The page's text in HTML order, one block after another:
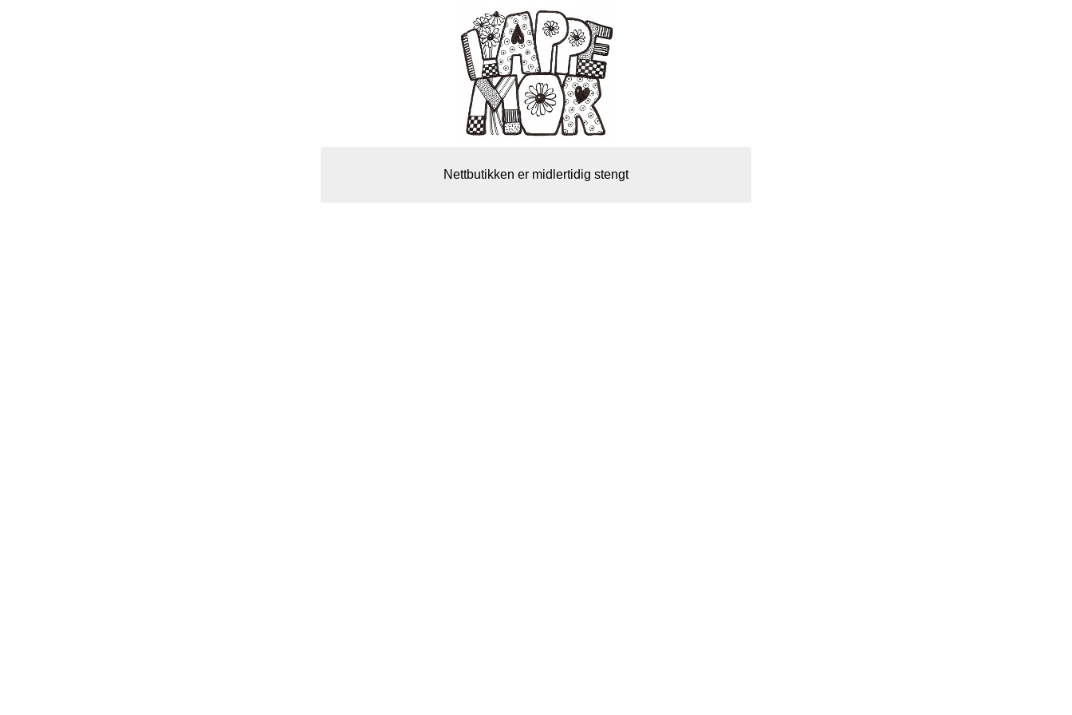
Nettbutikken er midlertidig stengt